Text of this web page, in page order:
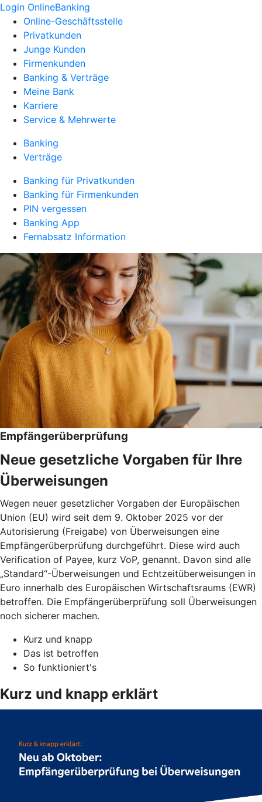
Login OnlineBanking
Online-Geschäftsstelle
Privatkunden
Junge Kunden
Firmenkunden
Banking & Verträge
Meine Bank
Karriere
Service & Mehrwerte
Banking
Verträge
Banking für Privatkunden
Banking für Firmenkunden
PIN vergessen
Banking App
Fernabsatz Information
Empfängerüberprüfung
Neue gesetzliche Vorgaben für Ihre
Überweisungen
Wegen neuer gesetzlicher Vorgaben der Europäischen
Union (EU) wird seit dem 9. Oktober 2025 vor der
Autorisierung (Freigabe) von Überweisungen eine
Empfängerüberprüfung durchgeführt. Diese wird auch
Verification of Payee, kurz VoP, genannt. Davon sind alle
„Standard“-Überweisungen und Echtzeitüberweisungen in
Euro innerhalb des Europäischen Wirtschaftsraums (EWR)
betroffen. Die Empfängerüberprüfung soll Überweisungen
noch sicherer machen.
Kurz und knapp
Das ist betroffen
So funktioniert's
Kurz und knapp erklärt